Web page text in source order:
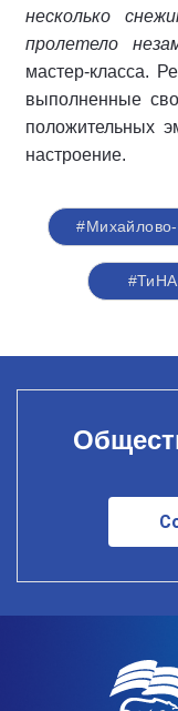
несколько
пролетело
мастер-класса.
выполненные
положительных
настроение.